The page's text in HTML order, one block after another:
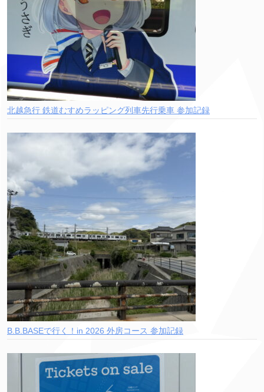
北越急行 鉄道むすめラッピング列車先行乗車 参加記録
B.B.BASEで行く！in 2026 外房コース 参加記録